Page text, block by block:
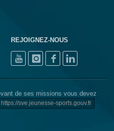
REJOIGNEZ-NOUS
de ses missions vous devez
https://sve.jeunesse-sports.gouv.fr